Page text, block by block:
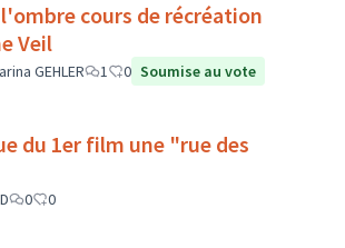
cours de récréation
Veil
GEHLER 1 0 Soumise au vote
du 1er film une "rue des
0 0